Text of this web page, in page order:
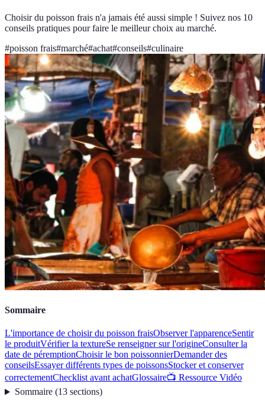
Choisir du poisson frais n'a jamais été aussi simple ! Suivez nos 10
conseils pratiques pour faire le meilleur choix au marché.
#poisson frais#marché#achat#conseils#culinaire
Sommaire
L'importance de choisir du poisson fraisObserver l'apparenceSentir
le produitVérifier la textureSe renseigner sur l'origineConsulter la
date de péremptionChoisir le bon poissonnierDemander des
conseilsEssayer différents types de poissonsStocker et conserver
correctementChecklist avant achatGlossaire📺 Ressource Vidéo
Sommaire(13 sections)